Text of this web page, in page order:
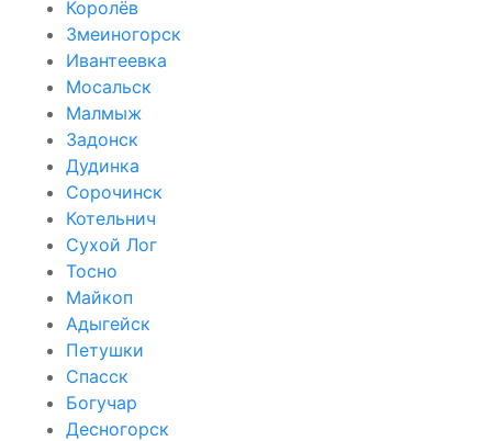
Королёв
Змеиногорск
Ивантеевка
Мосальск
Малмыж
Задонск
Дудинка
Сорочинск
Котельнич
Сухой Лог
Тосно
Майкоп
Адыгейск
Петушки
Спасск
Богучар
Десногорск